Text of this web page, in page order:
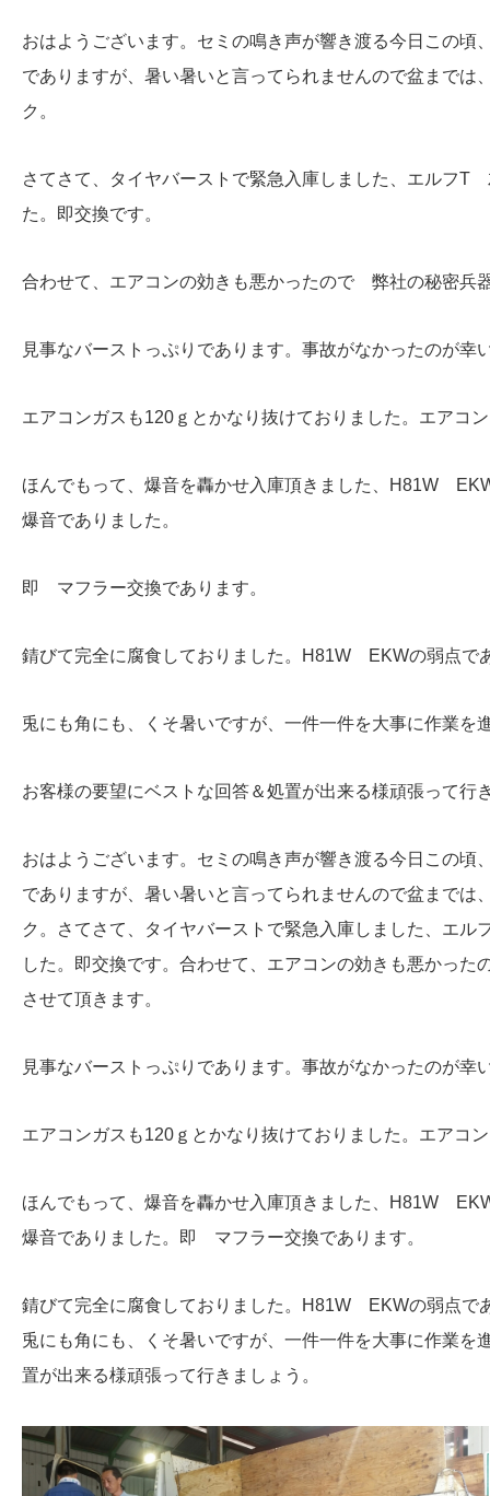
おはようございます。セミの鳴き声が響き渡る今日この
でありますが、暑い暑いと言ってられませんので盆まで
ク。
さてさて、タイヤバーストで緊急入庫しました、エルフ
た。即交換です。
合わせて、エアコンの効きも悪かったので 弊社の秘密
見事なバーストっぷりであります。事故がなかったのが幸
エアコンガスも120ｇとかなり抜けておりました。エアコ
ほんでもって、爆音を轟かせ入庫頂きました、H81W
爆音でありました。
即 マフラー交換であります。
錆びて完全に腐食しておりました。H81W EKWの弱点で
兎にも角にも、くそ暑いですが、一件一件を大事に作業を
お客様の要望にベストな回答＆処置が出来る様頑張って行
おはようございます。セミの鳴き声が響き渡る今日この
でありますが、暑い暑いと言ってられませんので盆まで
ク。さてさて、タイヤバーストで緊急入庫しました、エ
した。即交換です。合わせて、エアコンの効きも悪かっ
させて頂きます。
見事なバーストっぷりであります。事故がなかったのが幸
エアコンガスも120ｇとかなり抜けておりました。エアコ
ほんでもって、爆音を轟かせ入庫頂きました、H81W
爆音でありました。即 マフラー交換であります。
錆びて完全に腐食しておりました。H81W EKWの弱点で
兎にも角にも、くそ暑いですが、一件一件を大事に作業
置が出来る様頑張って行きましょう。